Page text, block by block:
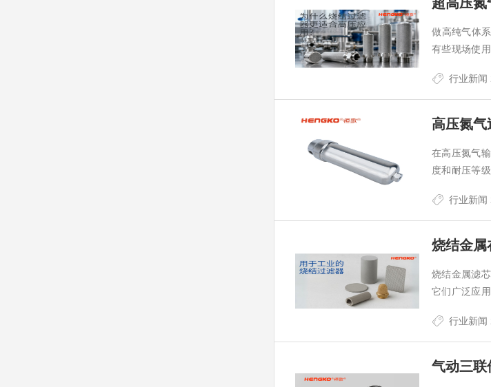
做高纯气体
有些现场使
行业新闻
高压氮气
在高压氮气
度和耐压等
行业新闻
烧结金属
烧结金属滤
它们广泛应
行业新闻
气动三联